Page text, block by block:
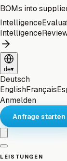
BOMs into
Intelligence
Intelligence
de▾
Deutsch
EnglishFrançais
Anmelden
Anfrage starten
LEISTUNGEN